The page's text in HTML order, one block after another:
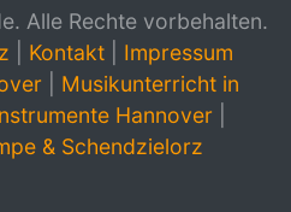
Alle Rechte vorbehalten.
Kontakt
Impressum
Musikunterricht in
Hannover
& Schendzielorz